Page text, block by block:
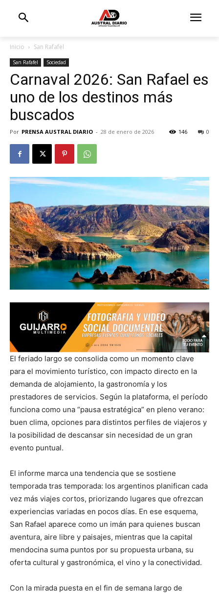
Inicio San Rafafel
San Rafafel Sociedad
Carnaval 2026: San Rafael es
uno de los destinos más
buscados
Por PRENSA AUSTRAL DIARIO - 28 de enero de 2026 0
146
El feriado largo se consolida como un momento clave
para el movimiento turístico, con impacto directo en la
demanda de alojamiento, la gastronomía y los
prestadores de servicios. Según la plataforma, el período
funciona como una “pausa estratégica” en pleno verano:
buen clima, opciones para distintos perfiles de viajeros y
la posibilidad de descansar sin necesidad de un gran
evento puntual.
El informe marca una tendencia que se sostiene
temporada tras temporada: los argentinos planifican cada
vez más viajes cortos, priorizando lugares que ofrezcan
experiencias variadas en pocos días. En ese esquema,
San Rafael aparece como un imán para quienes buscan
aventura, aire libre y paisajes, mientras que la capital
mendocina suma puntos por su propuesta urbana, su
oferta cultural y gastronómica, el vino y la conectividad.
Con la mirada puesta en el fin de semana largo de